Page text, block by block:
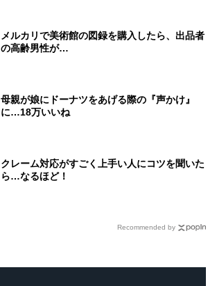
メルカリで美術館の図録を購入したら、出品者
の高齢男性が…
母親が娘にドーナツをあげる際の『声かけ』
に…18万いいね
クレーム対応がすごく上手い人にコツを聞いた
ら…なるほど！
Recommended by